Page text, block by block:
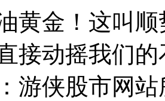
黄金！这叫
接动摇我们
游侠股市网